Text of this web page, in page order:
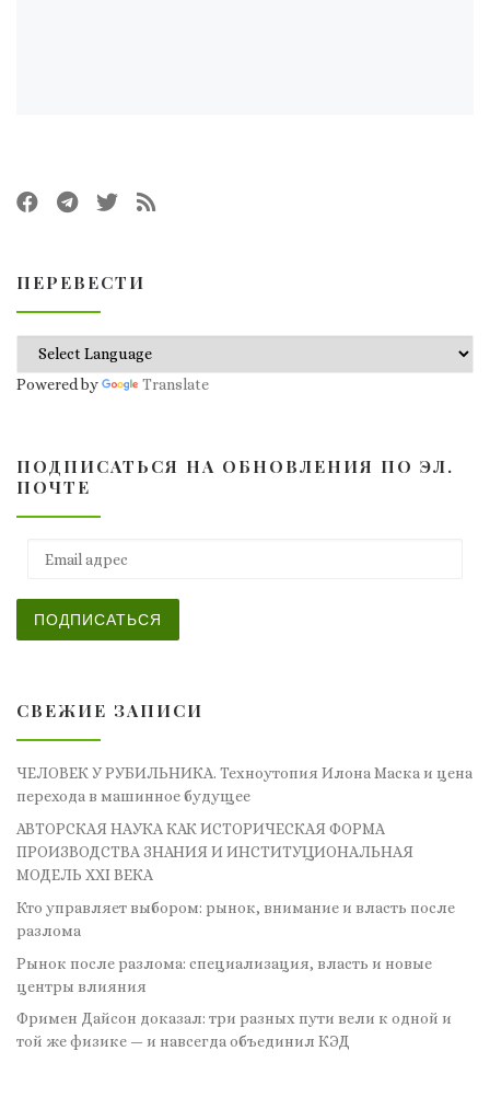
ПЕРЕВЕСТИ
Powered by Translate
ПОДПИСАТЬСЯ НА ОБНОВЛЕНИЯ ПО ЭЛ.
ПОЧТЕ
ПОДПИСАТЬСЯ
СВЕЖИЕ ЗАПИСИ
ЧЕЛОВЕК У РУБИЛЬНИКА. Техноутопия Илона Маска и цена
перехода в машинное будущее
АВТОРСКАЯ НАУКА КАК ИСТОРИЧЕСКАЯ ФОРМА
ПРОИЗВОДСТВА ЗНАНИЯ И ИНСТИТУЦИОНАЛЬНАЯ
МОДЕЛЬ XXI ВЕКА
Кто управляет выбором: рынок, внимание и власть после
разлома
Рынок после разлома: специализация, власть и новые
центры влияния
Фримен Дайсон доказал: три разных пути вели к одной и
той же физике — и навсегда объединил КЭД